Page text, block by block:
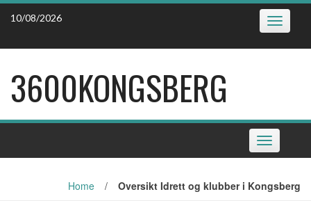
Skip
10/08/2026 Toggle
3600KONGSBERG
Toggle
navigation
Home / Oversikt Idrett og klubber i Kongsberg